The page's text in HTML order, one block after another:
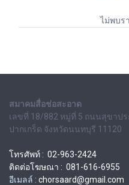
ไม่พบร
สมาคมสื่อช่อสะอาด
เลขที่ 18/882 หมู่ที่ 5 ถนนสุขาป
ปากเกร็ด จังหวัดนนทบุรี 11120
โทรศัพท์ : 02-963-2424
ติดต่อโฆษณา : 081-616-6955
อีเมลล์ : chorsaard@gmail.com